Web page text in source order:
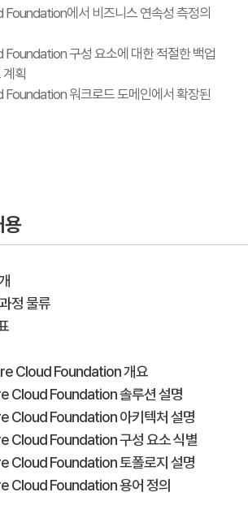
에서 비즈니스 연속성 측정의
구성 요소에 대한 적절한 백업
계획
워크로드 도메인에서 확장된
용
정 물류
Cloud Foundation 개요
Cloud Foundation 솔루션 설명
Cloud Foundation 아키텍처 설명
Cloud Foundation 구성 요소 식별
Cloud Foundation 토폴로지 설명
Cloud Foundation 용어 정의